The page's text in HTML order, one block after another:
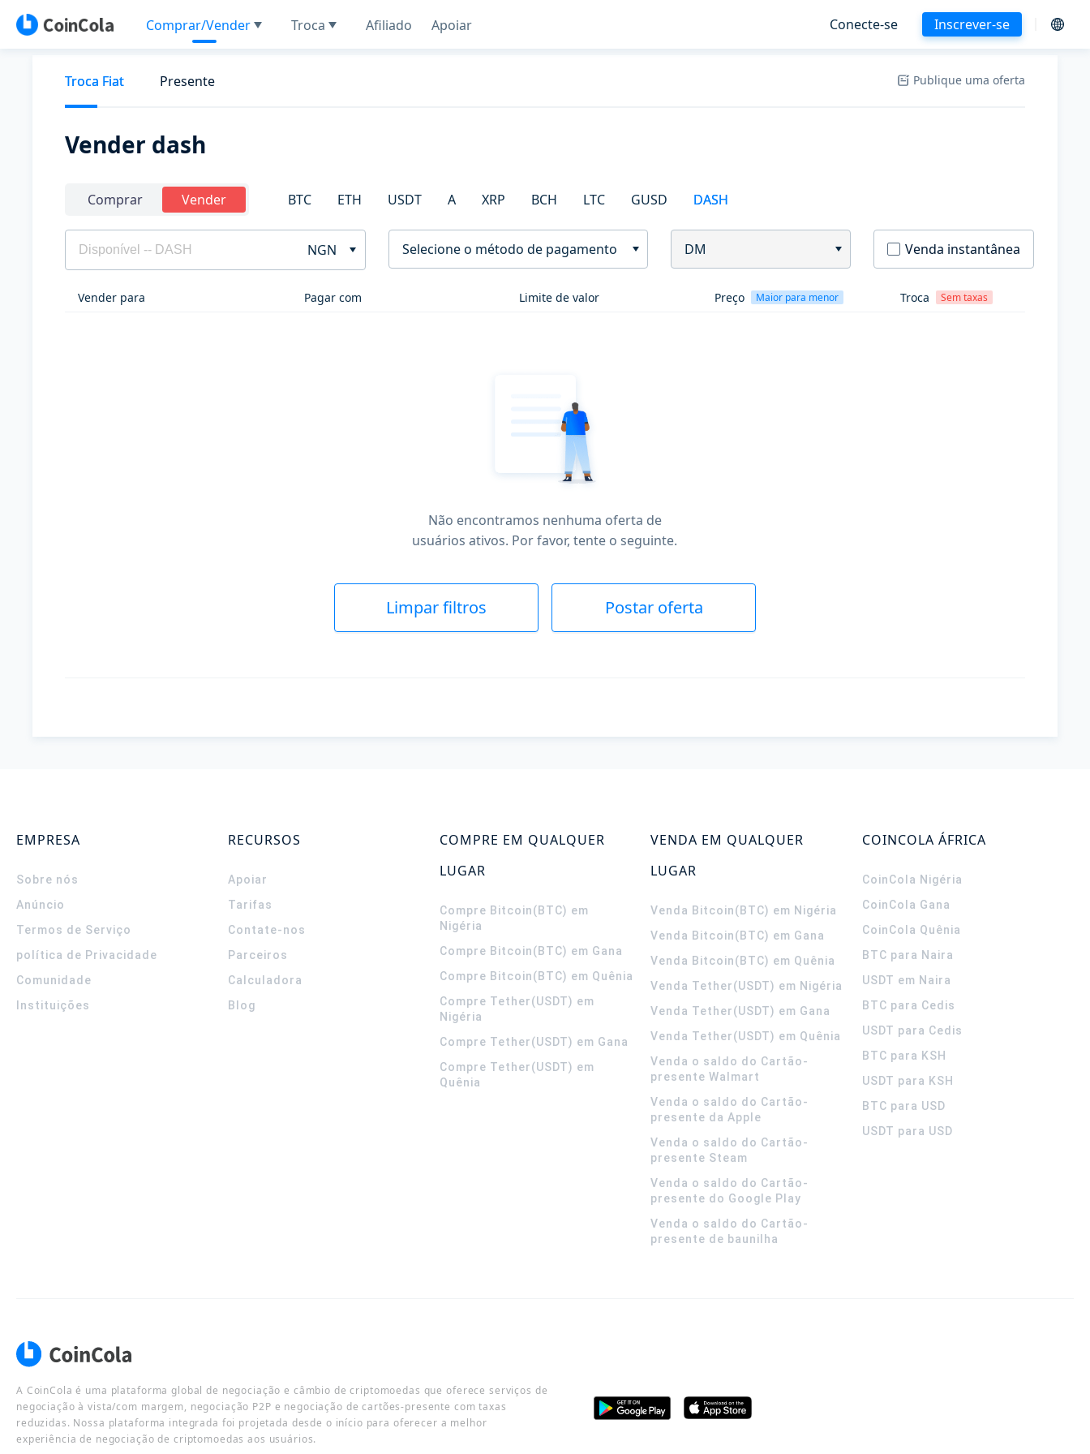
Comprar/Vender Troca Afiliado Apoiar Conecte-se Inscrever-se
Troca Fiat Presente Publique uma oferta
Vender dash
Comprar Vender BTC ETH USDT A XRP BCH LTC GUSD DASH
NGN Selecione o método de pagamento DM Venda instantânea
Vender para Pagar com Limite de valor Preço Maior para menor Troca Sem taxas
Não encontramos nenhuma oferta de
usuários ativos. Por favor, tente o seguinte.
Limpar filtros Postar oferta
EMPRESA
Sobre nós
Anúncio
Termos de Serviço
política de Privacidade
Comunidade
Instituições
RECURSOS
Apoiar
Tarifas
Contate-nos
Parceiros
Calculadora
Blog
COMPRE EM QUALQUER
LUGAR
Compre Bitcoin(BTC) em
Nigéria
Compre Bitcoin(BTC) em Gana
Compre Bitcoin(BTC) em Quênia
Compre Tether(USDT) em
Nigéria
Compre Tether(USDT) em Gana
Compre Tether(USDT) em
Quênia
VENDA EM QUALQUER
LUGAR
Venda Bitcoin(BTC) em Nigéria
Venda Bitcoin(BTC) em Gana
Venda Bitcoin(BTC) em Quênia
Venda Tether(USDT) em Nigéria
Venda Tether(USDT) em Gana
Venda Tether(USDT) em Quênia
Venda o saldo do Cartão-
presente Walmart
Venda o saldo do Cartão-
presente da Apple
Venda o saldo do Cartão-
presente Steam
Venda o saldo do Cartão-
presente do Google Play
Venda o saldo do Cartão-
presente de baunilha
COINCOLA ÁFRICA
CoinCola Nigéria
CoinCola Gana
CoinCola Quênia
BTC para Naira
USDT em Naira
BTC para Cedis
USDT para Cedis
BTC para KSH
USDT para KSH
BTC para USD
USDT para USD
A CoinCola é uma plataforma global de negociação e câmbio de criptomoedas que oferece serviços de
negociação à vista/com margem, negociação P2P e negociação de cartões-presente com taxas
reduzidas. Nossa plataforma integrada foi projetada desde o início para oferecer a melhor
experiência de negociação de criptomoedas aos usuários.